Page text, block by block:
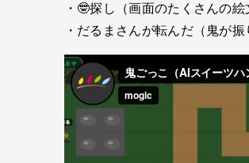
・🤓探し（画面のたくさんの
・だるまさんが転んだ（鬼が